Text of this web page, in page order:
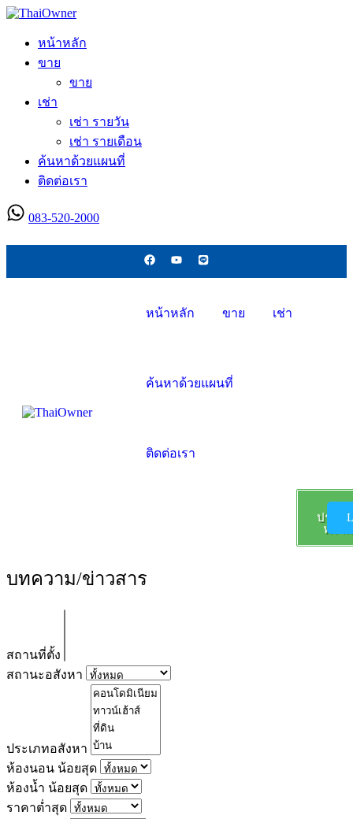
หน้าหลัก
ขาย
ขาย
เช่า
เช่า รายวัน
เช่า รายเดือน
ค้นหาด้วยแผนที่
ติดต่อเรา
083-520-2000
หน้าหลัก ขาย เช่า
ค้นหาด้วยแผนที่
ติดต่อเรา
ลง
ประก
ฟรี !!!
บทความ/ข่าวสาร
สถานที่ตั้ง
สถานะอสังหา
ประเภทอสังหา
ห้องนอน น้อยสุด
ห้องน้ำ น้อยสุด
ราคาต่ำสุด